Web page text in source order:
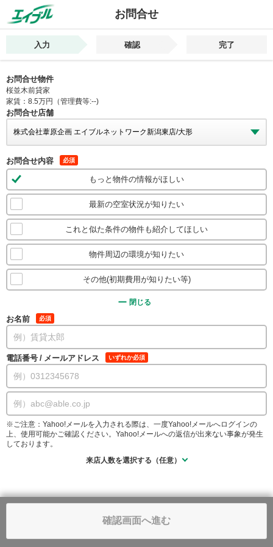
お問合せ
入力 確認 完了
お問合せ物件
桜並木前貸家
家賃：8.5万円（管理費等:--)
お問合せ店舗
お問合せ内容 必須
もっと物件の情報がほしい
最新の空室状況が知りたい
これと似た条件の物件も紹介してほしい
物件周辺の環境が知りたい
その他(初期費用が知りたい等)
閉じる
お名前 必須
電話番号 / メールアドレス いずれか必須
※ご注意：Yahoo!メールを入力される際は、一度Yahoo!メールへログインの
上、使用可能かご確認ください。Yahoo!メールへの返信が出来ない事象が発生
しております。
来店人数を選択する（任意）
確認画面へ進む